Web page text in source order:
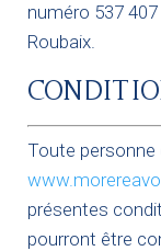
numéro 537
Roubaix.
Toute personne
présentes
pourront être